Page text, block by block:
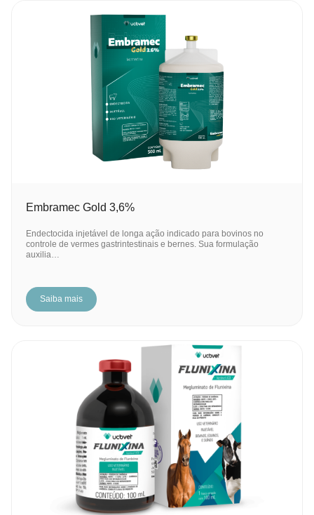
Embramec Gold 3,6%
Endectocida injetável de longa ação indicado para bovinos no
controle de vermes gastrintestinais e bernes. Sua formulação
auxilia…
Saiba mais